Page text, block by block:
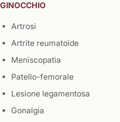
GINOCCHIO
Artrosi
Artrite reumatoide
Meniscopatia
Patello-femorale
Lesione legamentosa
Gonalgia